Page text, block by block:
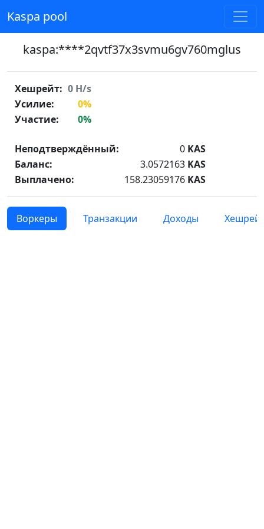
Kaspa pool
kaspa:****2qvtf37x3svmu6gv760mglus
Хешрейт: 0 H/s
Усилие:
0%
Участие:
0%
Неподтверждённый: 0 KAS
Баланс:
3.0572163 KAS
Выплачено:
158.23059176 KAS
Воркеры Транзакции Доходы